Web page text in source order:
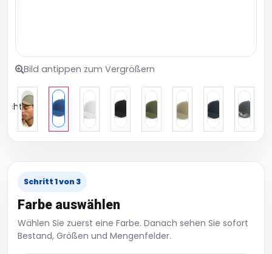
Bild antippen zum Vergrößern
Schritt 1 von 3
Farbe auswählen
Wählen Sie zuerst eine Farbe. Danach sehen Sie sofort
Bestand, Größen und Mengenfelder.